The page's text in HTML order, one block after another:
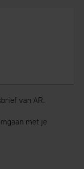
van AR.
met je